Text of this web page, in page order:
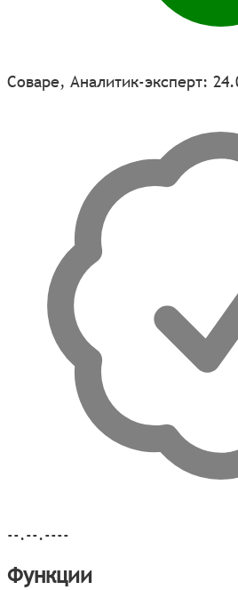
Соваре, Аналитик-эксперт:
--.--.----
Функции